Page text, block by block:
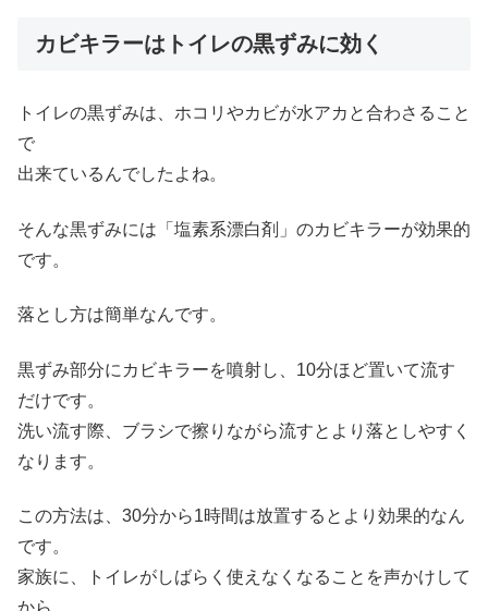
カビキラーはトイレの黒ずみに効く
トイレの黒ずみは、ホコリやカビが水アカと合わさること
で
出来ているんでしたよね。
そんな黒ずみには「塩素系漂白剤」のカビキラーが効果的
です。
落とし方は簡単なんです。
黒ずみ部分にカビキラーを噴射し、10分ほど置いて流す
だけです。
洗い流す際、ブラシで擦りながら流すとより落としやすく
なります。
この方法は、30分から1時間は放置するとより効果的なん
です。
家族に、トイレがしばらく使えなくなることを声かけして
から